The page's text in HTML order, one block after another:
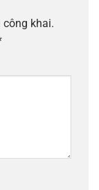
khai.